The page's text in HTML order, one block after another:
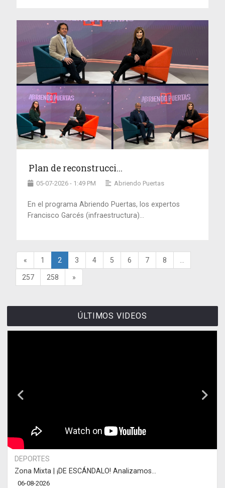
Plan de reconstrucci...
05-07-2026 - 1:49 PM Abriendo Puertas
En el programa Abriendo Puertas, los expertos
Francisco Garcés (infraestructura)...
« 1 2 3 4 5 6 7 8
257 258 »
ÚLTIMOS VIDEOS
DEPORTES
Zona Mixta | ¡DE ESCÁNDALO! Analizamos...
06-08-2026